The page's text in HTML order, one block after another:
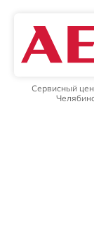
Сервисный